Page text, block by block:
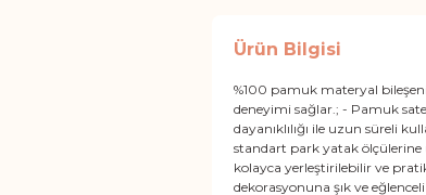
Ürün Bilgisi
%100 pamuk materyal
deneyimi sağlar.; - Pamuk
dayanıklılığı ile uzun süreli
standart park yatak ölçülerine
kolayca yerleştirilebilir ve
dekorasyonuna şık ve